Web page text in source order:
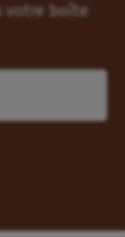
votre boîte